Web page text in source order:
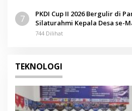
7
PKDI Cup II 2026 Bergulir di
Silaturahmi Kepala Desa se-
744 Dilihat
TEKNOLOGI